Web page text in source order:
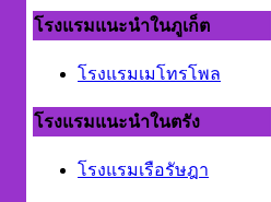
โรงแรมแนะนำในภูเก็ต
โรงแรมเมโทรโพล
โรงแรมแนะนำในตรัง
โรงแรมเรือรัษฎา